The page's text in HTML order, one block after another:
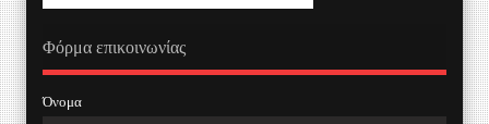
Φόρμα επικοινωνίας
Όνομα